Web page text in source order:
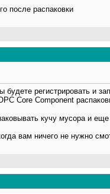
после распаковки
регистрировать и
Core Component
кучу мусора и
вам ничего не нужно